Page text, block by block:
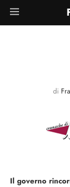
di
Il governo